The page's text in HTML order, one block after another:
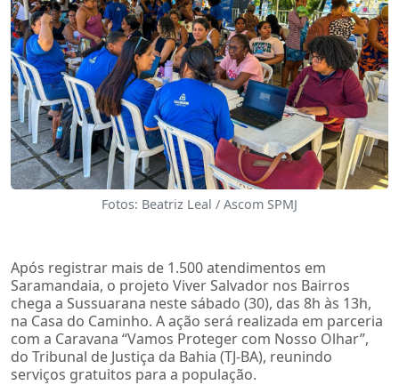
Fotos: Beatriz Leal / Ascom SPMJ
Após registrar mais de 1.500 atendimentos em
Saramandaia, o projeto Viver Salvador nos Bairros
chega a Sussuarana neste sábado (30), das 8h às 13h,
na Casa do Caminho. A ação será realizada em parceria
com a Caravana “Vamos Proteger com Nosso Olhar”,
do Tribunal de Justiça da Bahia (TJ-BA), reunindo
serviços gratuitos para a população.